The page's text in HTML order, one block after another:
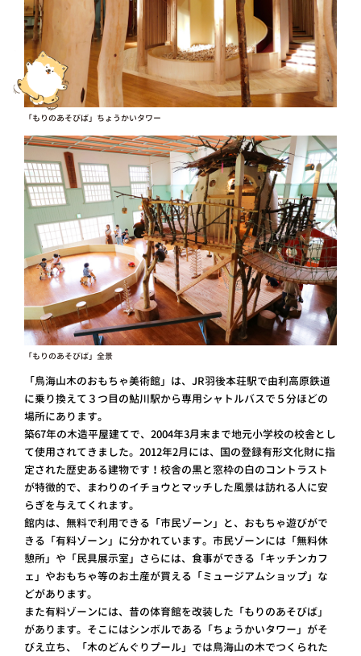
「もりのあそびば」ちょうかいタワー
「もりのあそびば」全景
「鳥海山木のおもちゃ美術館」は、JR羽後本荘駅で由利高原鉄道
に乗り換えて３つ目の鮎川駅から専用シャトルバスで５分ほどの
場所にあります。
築67年の木造平屋建てで、2004年3月末まで地元小学校の校舎とし
て使用されてきました。2012年2月には、国の登録有形文化財に指
定された歴史ある建物です！校舎の黒と窓枠の白のコントラスト
が特徴的で、まわりのイチョウとマッチした風景は訪れる人に安
らぎを与えてくれます。
館内は、無料で利用できる「市民ゾーン」と、おもちゃ遊びがで
きる「有料ゾーン」に分かれています。市民ゾーンには「無料休
憩所」や「民具展示室」さらには、食事ができる「キッチンカフ
ェ」やおもちゃ等のお土産が買える「ミュージアムショップ」な
どがあります。
また有料ゾーンには、昔の体育館を改装した「もりのあそびば」
があります。そこにはシンボルである「ちょうかいタワー」がそ
びえ立ち、「木のどんぐりプール」では鳥海山の木でつくられた